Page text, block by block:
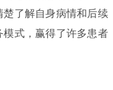
了解自身病情和后续
式，赢得了许多患者